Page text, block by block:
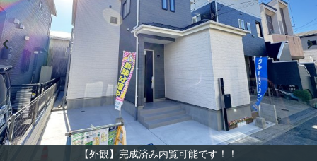
【外観】完成済み内覧可能です！！